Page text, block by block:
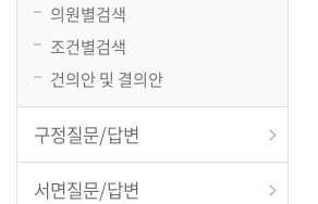
의원별검색
조건별검색
건의안 및 결의안
구정질문/답변
서면질문/답변